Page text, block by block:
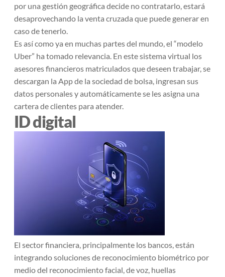
por una gestión geográfica decide no contratarlo, estará
desaprovechando la venta cruzada que puede generar en
caso de tenerlo.
Es así como ya en muchas partes del mundo, el “modelo
Uber” ha tomado relevancia. En este sistema virtual los
asesores financieros matriculados que deseen trabajar, se
descargan la App de la sociedad de bolsa, ingresan sus
datos personales y automáticamente se les asigna una
cartera de clientes para atender.
ID digital
El sector financiera, principalmente los bancos, están
integrando soluciones de reconocimiento biométrico por
medio del reconocimiento facial, de voz, huellas